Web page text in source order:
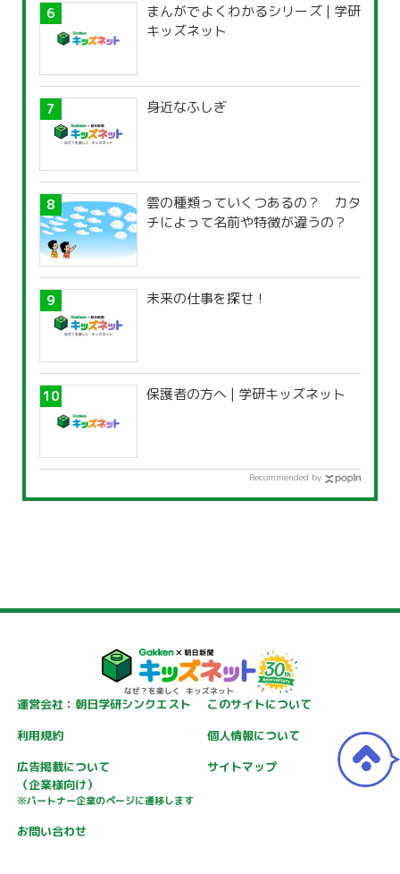
まんがでよくわかるシリーズ | 学研
キッズネット
身近なふしぎ
雲の種類っていくつあるの？ カタ
チによって名前や特徴が違うの？
未来の仕事を探せ！
保護者の方へ | 学研キッズネット
Recommended by
運営会社：朝日学研シンクエスト
このサイトについて
利用規約
個人情報について
広告掲載について
（企業様向け）
※パートナー企業のページに遷移します
サイトマップ
お問い合わせ